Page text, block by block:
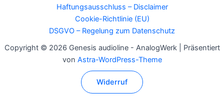
Haftungsausschluss – Disclaimer
Cookie-Richtlinie (EU)
DSGVO – Regelung zum Datenschutz
Copyright © 2026 Genesis audioline - AnalogWerk | Präsentiert
von Astra-WordPress-Theme
Widerruf